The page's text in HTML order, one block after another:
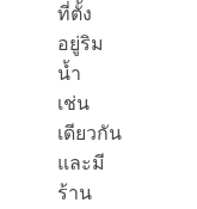
ที่ตั้ง
อยู่ริม
น้ำ
เช่น
เดียวกัน
และมี
ร้าน